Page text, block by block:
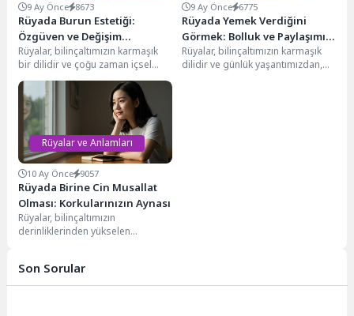
9 Ay Önce 8673
Rüyada Burun Estetiği:
Özgüven ve Değişim
Sembolleri
Rüyalar, bilinçaltımızın karmaşık
bir dilidir ve çoğu zaman içsel
dünyamızdaki arzuları, korkuları
ve değişim beklentilerini...
9 Ay Önce 6775
Rüyada Yemek Verdiğini
Görmek: Bolluk ve Paylaşımın
Sembolizmi
Rüyalar, bilinçaltımızın karmaşık
dilidir ve günlük yaşantımızdan,
Rüyalar ve Anlamları
10 Ay Önce 9057
Rüyada Birine Cin Musallat
Olması: Korkularınızın Aynası
Rüyalar, bilinçaltımızın
derinliklerinden yükselen
rüyada birine...
Son Sorular